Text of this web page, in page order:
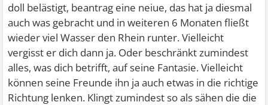
doll belästigt, beantrag eine neiue, das hat ja diesmal
auch was gebracht und in weiteren 6 Monaten fließt
wieder viel Wasser den Rhein runter. Vielleicht
vergisst er dich dann ja. Oder beschränkt zumindest
alles, was dich betrifft, auf seine Fantasie. Vielleicht
können seine Freunde ihn ja auch etwas in die richtige
Richtung lenken. Klingt zumindest so als sähen die die